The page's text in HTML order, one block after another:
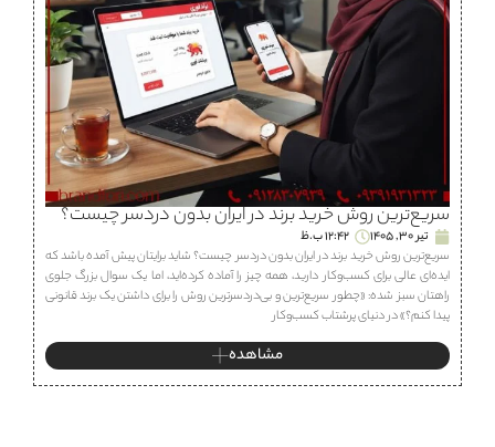
سریع‌ترین روش خرید برند در ایران بدون دردسر چیست؟
تیر 30, 1405
12:42 ب.ظ
سریع‌ترین روش خرید برند در ایران بدون دردسر چیست؟ شاید برایتان پیش آمده باشد که
ایده‌ای عالی برای کسب‌وکار دارید، همه چیز را آماده کرده‌اید، اما یک سوال بزرگ جلوی
راهتان سبز شده: «چطور سریع‌ترین و بی‌دردسرترین روش را برای داشتن یک برند قانونی
پیدا کنم؟» در دنیای پرشتاب کسب‌وکار
مشاهده